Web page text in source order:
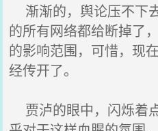
渐渐的，舆论压不下
的所有网络都给断掉了
的影响范围，可惜，现
经传开了。
贾泸的眼中，闪烁着